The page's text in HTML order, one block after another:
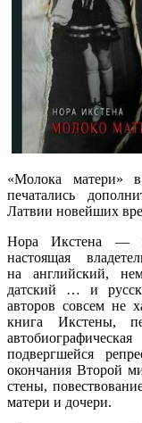
«Молока матери»
печатались
Латвии новейших
Нора Икстена —
настоящая
на английский,
датский … и
авторов совсем не
книга Икстены,
подвергшейся
окончания Второй
стены,
матери и дочери.